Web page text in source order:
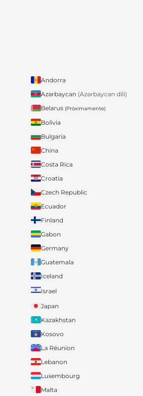
Andorra
Azərbaycan (Azərbaycan dili)
Belarus (Próximamente)
Bolivia
Bulgaria
China
Costa Rica
Croatia
Czech Republic
Ecuador
Finland
Gabon
Germany
Guatemala
Iceland
Israel
Japan
Kazakhstan
Kosovo
La Réunion
Lebanon
Luxembourg
Malta